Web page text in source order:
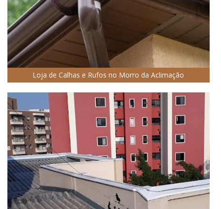
Loja de Calhas e Rufos no Morro da Aclimação